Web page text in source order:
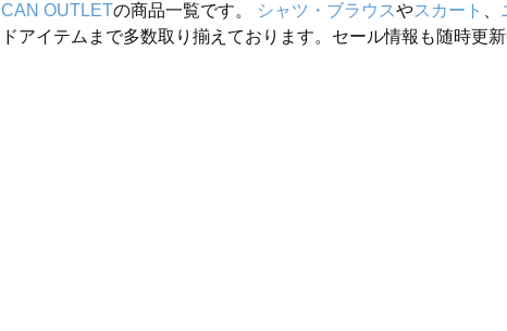
CAN OUTLETの商品一覧です。 シャツ・ブラウスやスカート
ドアイテムまで多数取り揃えております。セール情報も随時更